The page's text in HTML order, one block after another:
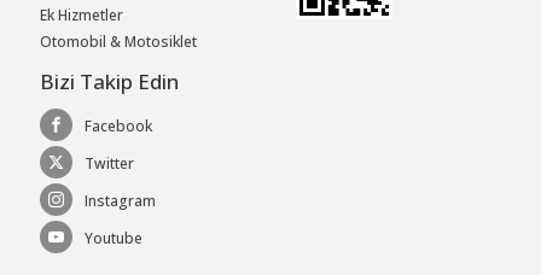
Ek Hizmetler
Otomobil & Motosiklet
Bizi Takip Edin
Facebook
Twitter
Instagram
Youtube